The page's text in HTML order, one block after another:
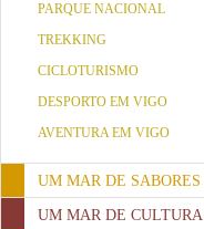
PARQUE NACIONAL
TREKKING
CICLOTURISMO
DESPORTO EM VIGO
AVENTURA EM VIGO
UM MAR DE SABORES
UM MAR DE CULTURA